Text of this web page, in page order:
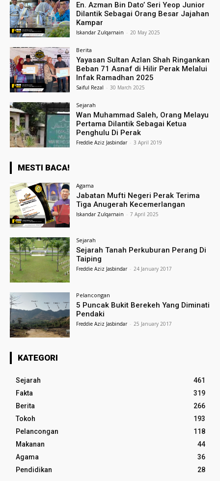
En. Azman Bin Dato’ Seri Yeop Junior
Dilantik Sebagai Orang Besar Jajahan
Kampar
Iskandar Zulqarnain - 20 May 2025
Berita
Yayasan Sultan Azlan Shah Ringankan
Beban 71 Asnaf di Hilir Perak Melalui
Infak Ramadhan 2025
Saiful Rezal - 30 March 2025
Sejarah
Wan Muhammad Saleh, Orang Melayu
Pertama Dilantik Sebagai Ketua
Penghulu Di Perak
Freddie Aziz Jasbindar - 3 April 2019
MESTI BACA!
Agama
Jabatan Mufti Negeri Perak Terima
Tiga Anugerah Kecemerlangan
Iskandar Zulqarnain - 7 April 2025
Sejarah
Sejarah Tanah Perkuburan Perang Di
Taiping
Freddie Aziz Jasbindar - 24 January 2017
Pelancongan
5 Puncak Bukit Berekeh Yang Diminati
Pendaki
Freddie Aziz Jasbindar - 25 January 2017
KATEGORI
Sejarah
461
Fakta
319
Berita
266
Tokoh
193
Pelancongan
118
Makanan
44
Agama
36
Pendidikan
28